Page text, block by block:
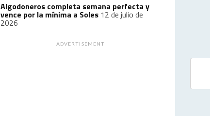
Algodoneros completa semana perfecta y
vence por la mínima a Soles 12 de julio de
2026
ADVERTISEMENT